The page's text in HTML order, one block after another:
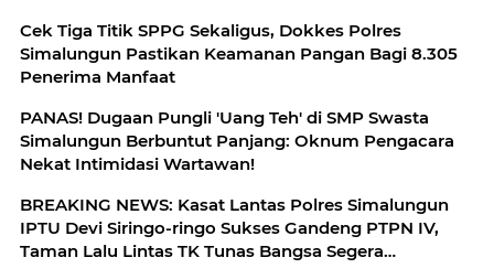
Cek Tiga Titik SPPG Sekaligus, Dokkes Polres
Simalungun Pastikan Keamanan Pangan Bagi 8.305
Penerima Manfaat
PANAS! Dugaan Pungli 'Uang Teh' di SMP Swasta
Simalungun Berbuntut Panjang: Oknum Pengacara
Nekat Intimidasi Wartawan!
BREAKING NEWS: Kasat Lantas Polres Simalungun
IPTU Devi Siringo-ringo Sukses Gandeng PTPN IV,
Taman Lalu Lintas TK Tunas Bangsa Segera